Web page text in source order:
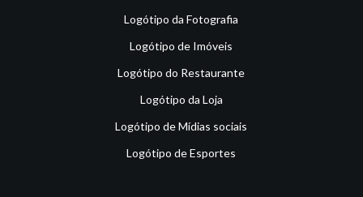
Logótipo da Fotografia
Logótipo de Imóveis
Logótipo do Restaurante
Logótipo da Loja
Logótipo de Mídias sociais
Logótipo de Esportes